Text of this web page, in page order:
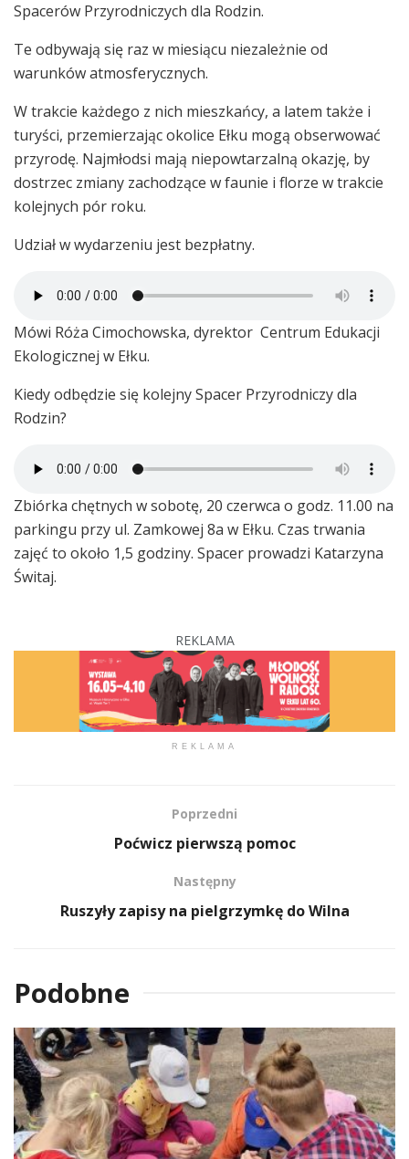
Spacerów Przyrodniczych dla Rodzin.
Te odbywają się raz w miesiącu niezależnie od
warunków atmosferycznych.
W trakcie każdego z nich mieszkańcy, a latem także i
turyści, przemierzając okolice Ełku mogą obserwować
przyrodę. Najmłodsi mają niepowtarzalną okazję, by
dostrzec zmiany zachodzące w faunie i florze w trakcie
kolejnych pór roku.
Udział w wydarzeniu jest bezpłatny.
Mówi Róża Cimochowska, dyrektor Centrum Edukacji
Ekologicznej w Ełku.
Kiedy odbędzie się kolejny Spacer Przyrodniczy dla
Rodzin?
Zbiórka chętnych w sobotę, 20 czerwca o godz. 11.00 na
parkingu przy ul. Zamkowej 8a w Ełku. Czas trwania
zajęć to około 1,5 godziny. Spacer prowadzi Katarzyna
Świtaj.
REKLAMA
REKLAMA
Poprzedni
Poćwicz pierwszą pomoc
Następny
Ruszyły zapisy na pielgrzymkę do Wilna
Podobne